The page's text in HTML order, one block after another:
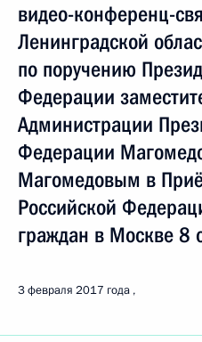
видео-конференц-
Ленинградской
по поручению
Федерации
Администрации
Федерации
Магомедовым в
Российской
граждан в Москве 8
3 февраля 2017 года